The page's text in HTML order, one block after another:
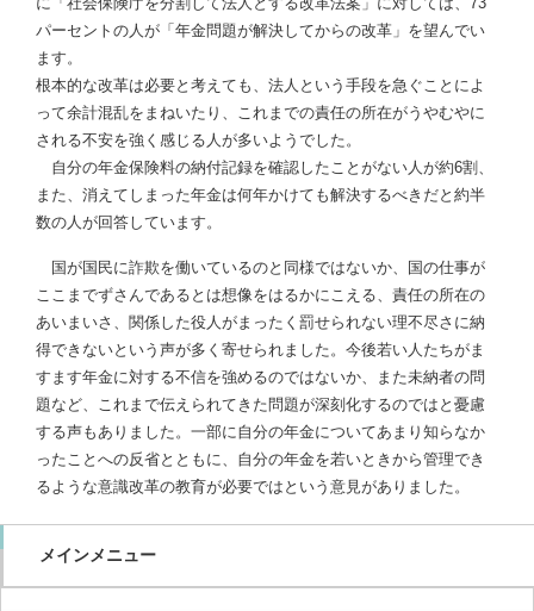
パーセントの人が「年金問題が解決してからの改革」を望んでい
ます。
根本的な改革は必要と考えても、法人という手段を急ぐことによ
って余計混乱をまねいたり、これまでの責任の所在がうやむやに
される不安を強く感じる人が多いようでした。
自分の年金保険料の納付記録を確認したことがない人が約6割、
また、消えてしまった年金は何年かけても解決するべきだと約半
数の人が回答しています。
国が国民に詐欺を働いているのと同様ではないか、国の仕事が
ここまでずさんであるとは想像をはるかにこえる、責任の所在の
あいまいさ、関係した役人がまったく罰せられない理不尽さに納
得できないという声が多く寄せられました。今後若い人たちがま
すます年金に対する不信を強めるのではないか、また未納者の問
題など、これまで伝えられてきた問題が深刻化するのではと憂慮
する声もありました。一部に自分の年金についてあまり知らなか
ったことへの反省とともに、自分の年金を若いときから管理でき
るような意識改革の教育が必要ではという意見がありました。
メインメニュー